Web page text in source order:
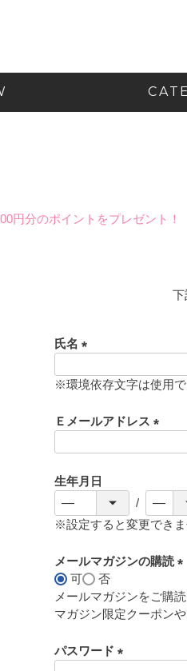
円分のポイントをプレゼント！
下
氏名
必
)
※環境依存文字は使用
Ｅメールアドレス
生年月日
※設定すると変更でき
メールマガジンの購読
可
否
メールマガジンをご購
マガジン限定クーポン
パスワード